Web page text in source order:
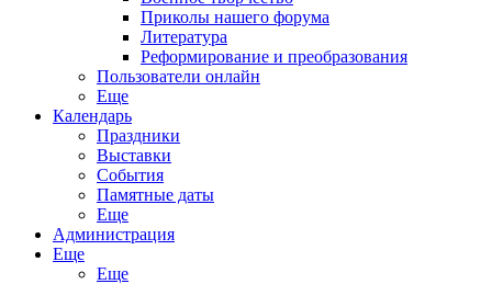
Приколы нашего форума
Литература
Реформирование и преобразования
Пользователи онлайн
Еще
Календарь
Праздники
Выставки
События
Памятные даты
Еще
Администрация
Еще
Еще